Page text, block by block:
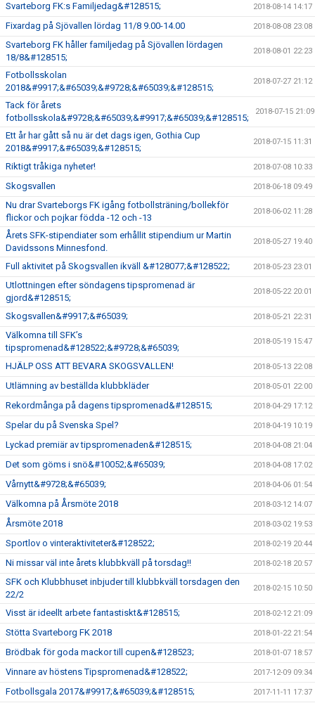
Svarteborg FK:s Familjedag&#128515; 2018-08-14 14:17
Fixardag på Sjövallen lördag 11/8 9.00-14.00 2018-08-08 23:08
Svarteborg FK håller familjedag på Sjövallen lördagen
18/8&#128515;
2018-08-01 22:23
Fotbollsskolan
2018&#9917;&#65039;&#9728;&#65039;&#128515;
2018-07-27 21:12
Tack för årets
fotbollsskola&#9728;&#65039;&#9917;&#65039;&#128515;
2018-07-15 21:09
Ett år har gått så nu är det dags igen, Gothia Cup
2018&#9917;&#65039;&#128515;
2018-07-15 11:31
Riktigt tråkiga nyheter! 2018-07-08 10:33
Skogsvallen 2018-06-18 09:49
Nu drar Svarteborgs FK igång fotbollsträning/bollekför
flickor och pojkar födda -12 och -13
2018-06-02 11:28
Årets SFK-stipendiater som erhållit stipendium ur Martin
Davidssons Minnesfond.
2018-05-27 19:40
Full aktivitet på Skogsvallen ikväll &#128077;&#128522; 2018-05-23 23:01
Utlottningen efter söndagens tipspromenad är
gjord&#128515;
2018-05-22 20:01
Skogsvallen&#9917;&#65039; 2018-05-21 22:31
Välkomna till SFK’s
tipspromenad&#128522;&#9728;&#65039;
2018-05-19 15:47
HJÄLP OSS ATT BEVARA SKOGSVALLEN! 2018-05-13 22:08
Utlämning av beställda klubbkläder 2018-05-01 22:00
Rekordmånga på dagens tipspromenad&#128515; 2018-04-29 17:12
Spelar du på Svenska Spel? 2018-04-19 10:19
Lyckad premiär av tipspromenaden&#128515; 2018-04-08 21:04
Det som göms i snö&#10052;&#65039; 2018-04-08 17:02
Vårnytt&#9728;&#65039; 2018-04-06 01:54
Välkomna på Årsmöte 2018 2018-03-12 14:07
Årsmöte 2018 2018-03-02 19:53
Sportlov o vinteraktiviteter&#128522; 2018-02-19 20:44
Ni missar väl inte årets klubbkväll på torsdag!! 2018-02-18 20:57
SFK och Klubbhuset inbjuder till klubbkväll torsdagen den
22/2
2018-02-15 10:50
Visst är ideellt arbete fantastiskt&#128515; 2018-02-12 21:09
Stötta Svarteborg FK 2018 2018-01-22 21:54
Brödbak för goda mackor till cupen&#128523; 2018-01-07 18:57
Vinnare av höstens Tipspromenad&#128522; 2017-12-09 09:34
Fotbollsgala 2017&#9917;&#65039;&#128515; 2017-11-11 17:37